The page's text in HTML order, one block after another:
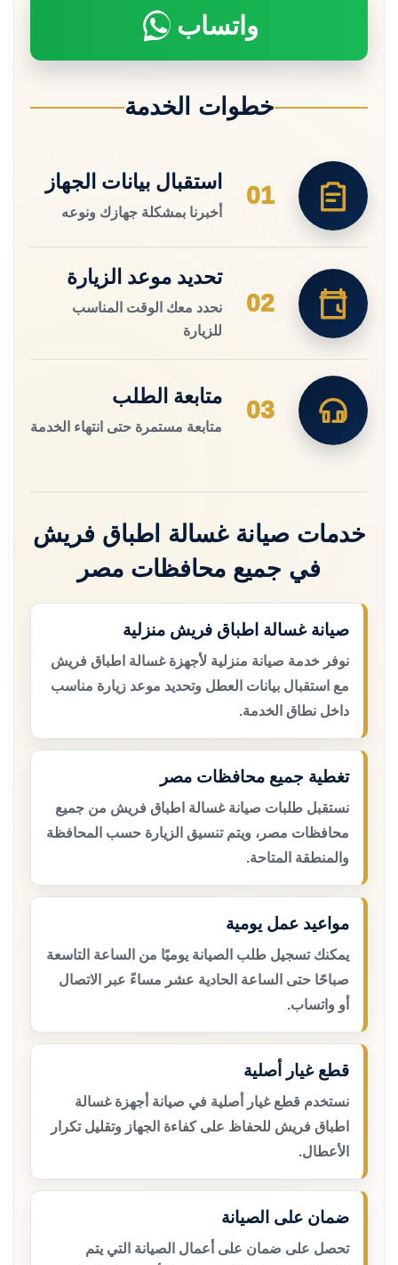
واتساب
خطوات الخدمة
01
استقبال بيانات الجهاز
أخبرنا بمشكلة جهازك ونوعه
02
تحديد موعد الزيارة
نحدد معك الوقت المناسب
للزيارة
03
متابعة الطلب
متابعة مستمرة حتى انتهاء الخدمة
خدمات صيانة غسالة اطباق فريش
في جميع محافظات مصر
صيانة غسالة اطباق فريش منزلية
نوفر خدمة صيانة منزلية لأجهزة غسالة اطباق فريش
مع استقبال بيانات العطل وتحديد موعد زيارة مناسب
داخل نطاق الخدمة.
تغطية جميع محافظات مصر
نستقبل طلبات صيانة غسالة اطباق فريش من جميع
محافظات مصر، ويتم تنسيق الزيارة حسب المحافظة
والمنطقة المتاحة.
مواعيد عمل يومية
يمكنك تسجيل طلب الصيانة يوميًا من الساعة التاسعة
صباحًا حتى الساعة الحادية عشر مساءً عبر الاتصال
أو واتساب.
قطع غيار أصلية
نستخدم قطع غيار أصلية في صيانة أجهزة غسالة
اطباق فريش للحفاظ على كفاءة الجهاز وتقليل تكرار
الأعطال.
ضمان على الصيانة
تحصل على ضمان على أعمال الصيانة التي يتم